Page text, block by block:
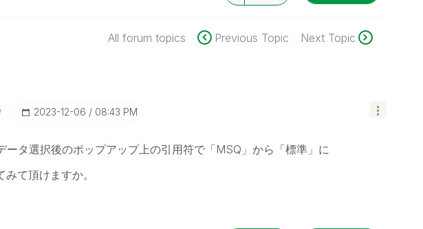
All forum topics Previous Topic Next Topic
‎2023-12-06 08:43 PM
ータ選択後のポップアップ上の引用符で「MSQ」から「標準」に
て頂けますか。